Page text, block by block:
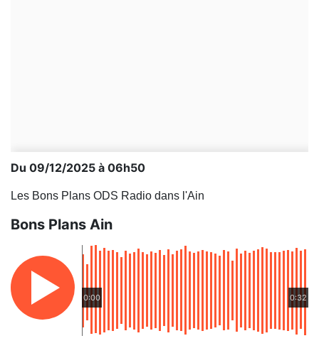
Du 09/12/2025 à 06h50
Les Bons Plans ODS Radio dans l'Ain
Bons Plans Ain
0:00 0:32